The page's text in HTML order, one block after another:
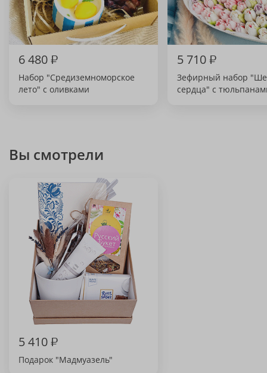
6 480₽
Набор "Средиземноморское
лето" с оливками
5 710₽
Зефирный набор
сердца" с
Вы смотрели
5 410₽
Подарок "Мадмуазель"